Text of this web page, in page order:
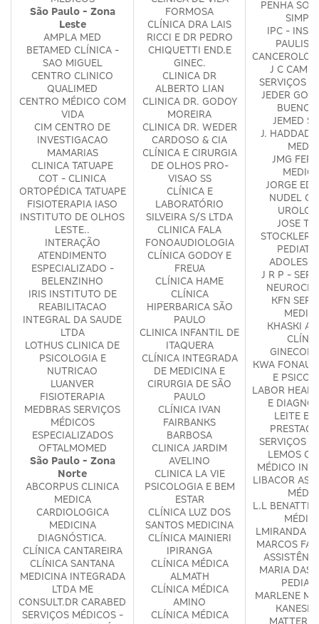
São Paulo - Zona
Leste
AMPLA MED
BETAMED CLÍNICA -
SAO MIGUEL
CENTRO CLINICO
QUALIMED
CENTRO MÉDICO COM
VIDA
CIM CENTRO DE
INVESTIGACAO
MAMARIAS
CLINICA TATUAPE
COT - CLINICA
ORTOPÉDICA TATUAPE
FISIOTERAPIA IASO
INSTITUTO DE OLHOS
LESTE..
INTERAÇÃO
ATENDIMENTO
ESPECIALIZADO -
BELENZINHO
IRIS INSTITUTO DE
REABILITACAO
INTEGRAL DA SAUDE
LTDA
LOTHUS CLINICA DE
PSICOLOGIA E
NUTRICAO
LUANVER
FISIOTERAPIA
MEDBRAS SERVIÇOS
MÉDICOS
ESPECIALIZADOS
OFTALMOMED
São Paulo - Zona
Norte
ABCORPUS CLINICA
MEDICA
CARDIOLOGICA
MEDICINA
DIAGNÓSTICA.
CLÍNICA CANTAREIRA
CLÍNICA SANTANA
MEDICINA INTEGRADA
LTDA ME
CONSULT.DR CARABED
SERVIÇOS MÉDICOS -
FORMOSA
CLÍNICA DRA LAIS
RICCI E DR PEDRO
CHIQUETTI END.E
GINEC.
CLINICA DR
ALBERTO LIAN
CLINICA DR. GODOY
MOREIRA
CLINICA DR. WEDER
CARDOSO & CIA
CLÍNICA E CIRURGIA
DE OLHOS PRO-
VISAO SS
CLÍNICA E
LABORATÓRIO
SILVEIRA S/S LTDA
CLINICA FALA
FONOAUDIOLOGIA
CLÍNICA GODOY E
FREUA
CLÍNICA HAME
CLÍNICA
HIPERBARICA SÃO
PAULO
CLINICA INFANTIL DE
ITAQUERA
CLÍNICA INTEGRADA
DE MEDICINA E
CIRURGIA DE SÃO
PAULO
CLÍNICA IVAN
FAIRBANKS
BARBOSA
CLINICA JARDIM
AVELINO
CLINICA LA VIE
PSICOLOGIA E BEM
ESTAR
CLÍNICA LUZ DOS
SANTOS MEDICINA
CLÍNICA MAINIERI
IPIRANGA
CLÍNICA MÉDICA
ALMATH
CLÍNICA MÉDICA
AMINO
CLÍNICA MÉDICA
PENHA
IPC -
J C
SERVIÇOS
JEDER
BUENO
JEMED
J. HADDAD
JMG
JORGE
NUDEL
JOSE
STOCKLER
J R P -
KFN
KHASKI
KWA
E
LABOR
E
LEITE E
SERVIÇOS
LEMOS
MÉDICO
LIBACOR
L.L BENATTI
LMIRANDA
MARCOS
MARIA DAS
MARLENE
MATTER